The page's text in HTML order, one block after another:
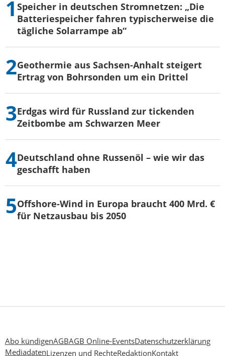
Speicher in deutschen Stromnetzen: „Die
Batteriespeicher fahren typischerweise die
tägliche Solarrampe ab“
Geothermie aus Sachsen-Anhalt steigert
Ertrag von Bohrsonden um ein Drittel
Erdgas wird für Russland zur tickenden
Zeitbombe am Schwarzen Meer
Deutschland ohne Russenöl – wie wir das
geschafft haben
Offshore-Wind in Europa braucht 400 Mrd. €
für Netzausbau bis 2050
Abo kündigenAGBAGB Online-EventsDatenschutzerklärung
MediadatenLizenzen und RechteRedaktionKontakt